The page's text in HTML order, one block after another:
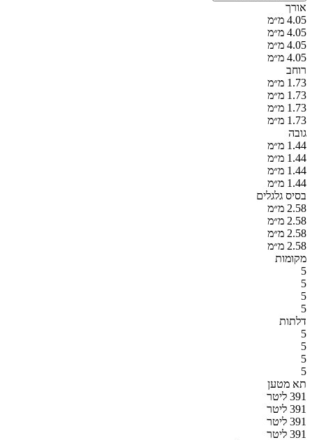
אורך
4.05 מ״מ
4.05 מ״מ
4.05 מ״מ
4.05 מ״מ
רוחב
1.73 מ״מ
1.73 מ״מ
1.73 מ״מ
1.73 מ״מ
גובה
1.44 מ״מ
1.44 מ״מ
1.44 מ״מ
1.44 מ״מ
בסיס גלגלים
2.58 מ״מ
2.58 מ״מ
2.58 מ״מ
2.58 מ״מ
מקומות
5
5
5
5
דלתות
5
5
5
5
תא מטען
391 ליטר
391 ליטר
391 ליטר
391 ליטר